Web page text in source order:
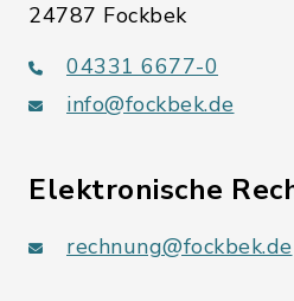
24787 Fockbek
04331 6677-0
info@fockbek.de
Elektronische
rechnung@fockbek.de